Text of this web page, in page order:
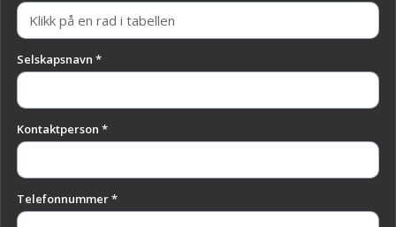
Selskapsnavn *
Kontaktperson *
Telefonnummer *